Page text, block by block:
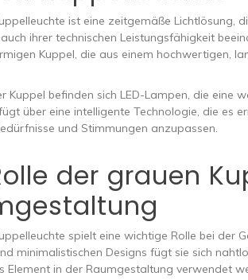
ist eine zeitgemäße Lichtlösung,
ihrer technischen Leistungsfähigkeit
Kuppel, die aus einem hochwertigen,
Kuppel befinden sich LED-Lampen, die eine
über eine intelligente Technologie, die es
und Stimmungen anzupassen.
der grauen
spielt eine wichtige Rolle bei der
minimalistischen Designs fügt sie sich
Element in der Raumgestaltung verwendet